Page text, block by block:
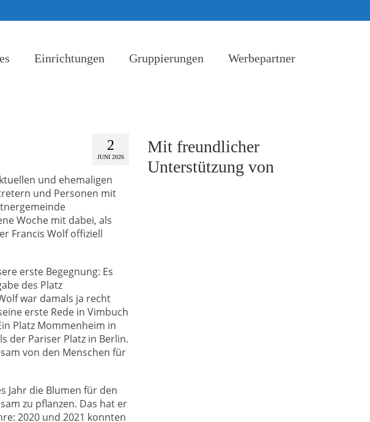
Einrichtungen Gruppierungen Werbepartner
2
JUNI 2026
und ehemaligen
und Personen mit
Woche mit dabei, als
Francis Wolf offiziell
erste Begegnung: Es
des Platz
war damals ja recht
erste Rede in Vimbuch
Platz Mommenheim in
der Pariser Platz in Berlin.
von den Menschen für
Jahr die Blumen für den
zu pflanzen. Das hat er
2020 und 2021 konnten
Mit freundlicher
Unterstützung von